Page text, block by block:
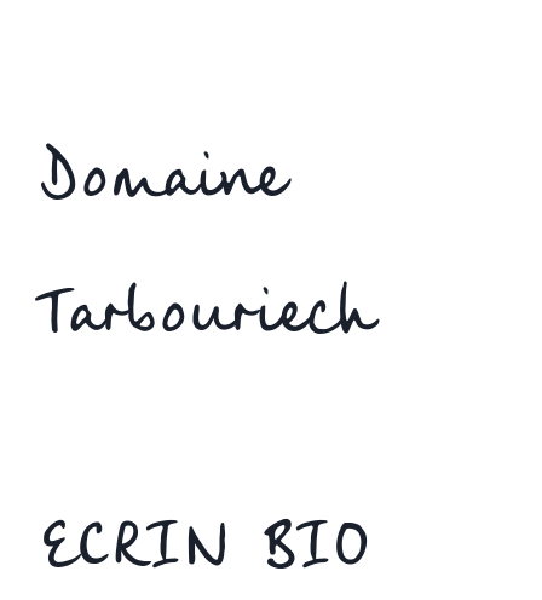
Domaine
Tarbouriech
ECRIN BIO